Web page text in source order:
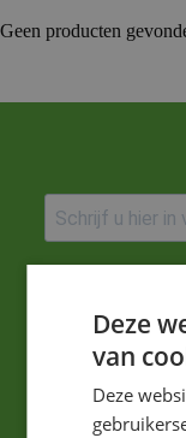
Geen producten
Versturen
Deze
van
Deze